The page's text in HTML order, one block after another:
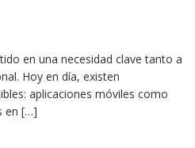
en una necesidad clave tanto a
Hoy en día, existen
aplicaciones móviles como
en […]